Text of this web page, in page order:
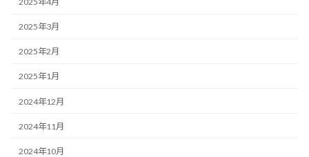
2025年3月
2025年2月
2025年1月
2024年12月
2024年11月
2024年10月